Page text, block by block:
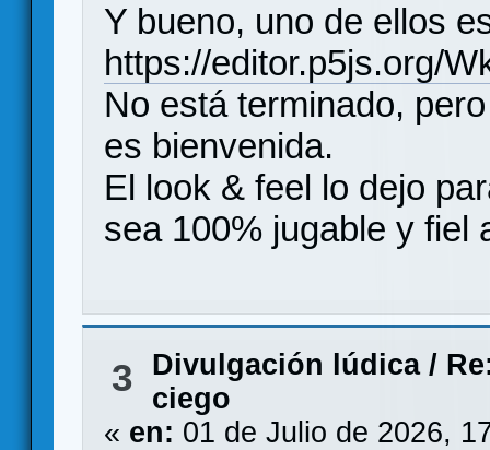
Y bueno, uno de ellos
https://editor.p5js.org/
No está terminado,
es bienvenida.
El look & feel lo dejo
sea 100% jugable y fiel
3 Divulgación lúdica/
ciego
« en: 01 de Julio de 2026,